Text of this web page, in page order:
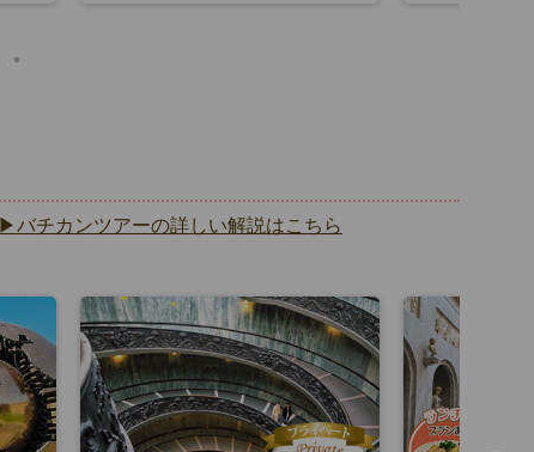
▶バチカンツアーの詳しい解説はこちら